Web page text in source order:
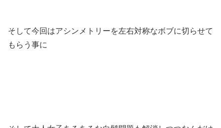
そして今回はアシンメトリーを左右対称なボブに切らせて
もらう事に